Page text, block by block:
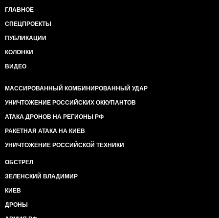
ГЛАВНОЕ
СПЕЦПРОЕКТЫ
ПУБЛИКАЦИИ
КОЛОНКИ
ВИДЕО
МАССИРОВАННЫЙ КОМБИНИРОВАННЫЙ УДАР
УНИЧТОЖЕНИЕ РОССИЙСКИХ ОККУПАНТОВ
АТАКА ДРОНОВ НА РЕГИОНЫ РФ
РАКЕТНАЯ АТАКА НА КИЕВ
УНИЧТОЖЕНИЕ РОССИЙСКОЙ ТЕХНИКИ
ОБСТРЕЛ
ЗЕЛЕНСКИЙ ВЛАДИМИР
КИЕВ
ДРОНЫ